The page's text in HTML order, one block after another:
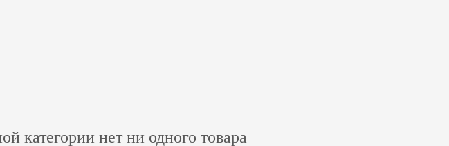
категории нет ни одного товара